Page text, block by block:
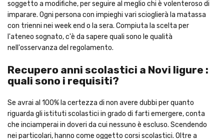
soggetto a modifiche, per seguire al meglio chi è volenteroso di
imparare. Ogni persona con impieghi vari scioglierà la matassa
con trienni nei week end o la sera. Compiuta la scelta per
l'ateneo sognato, c'è da sapere quali sono le qualità
nell'osservanza del regolamento.
Recupero anni scolastici a Novi ligure :
quali sono i requisiti?
Se avrai al 100% la certezza di non avere dubbi per quanto
riguarda gli istituti scolastici in grado di farti emergere, conta
che inciamperai in doveri da cui nessuno è escluso. Scendendo
nei particolari, hanno come oggetto corsi scolastici. Oltre a